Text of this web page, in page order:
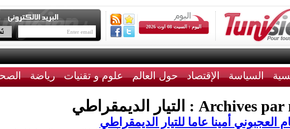
اليوم : السبت 08 اوت 2026
السياسة الإقتصاد حول العالم علوم و تقنيات رياضة
Archives par التيار الديمقراطي
العجبوني أمينا عاما للتيار الديمقراطي